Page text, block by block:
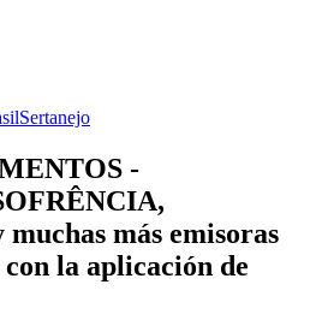
Sertanejo
-
más emisoras
la aplicación de